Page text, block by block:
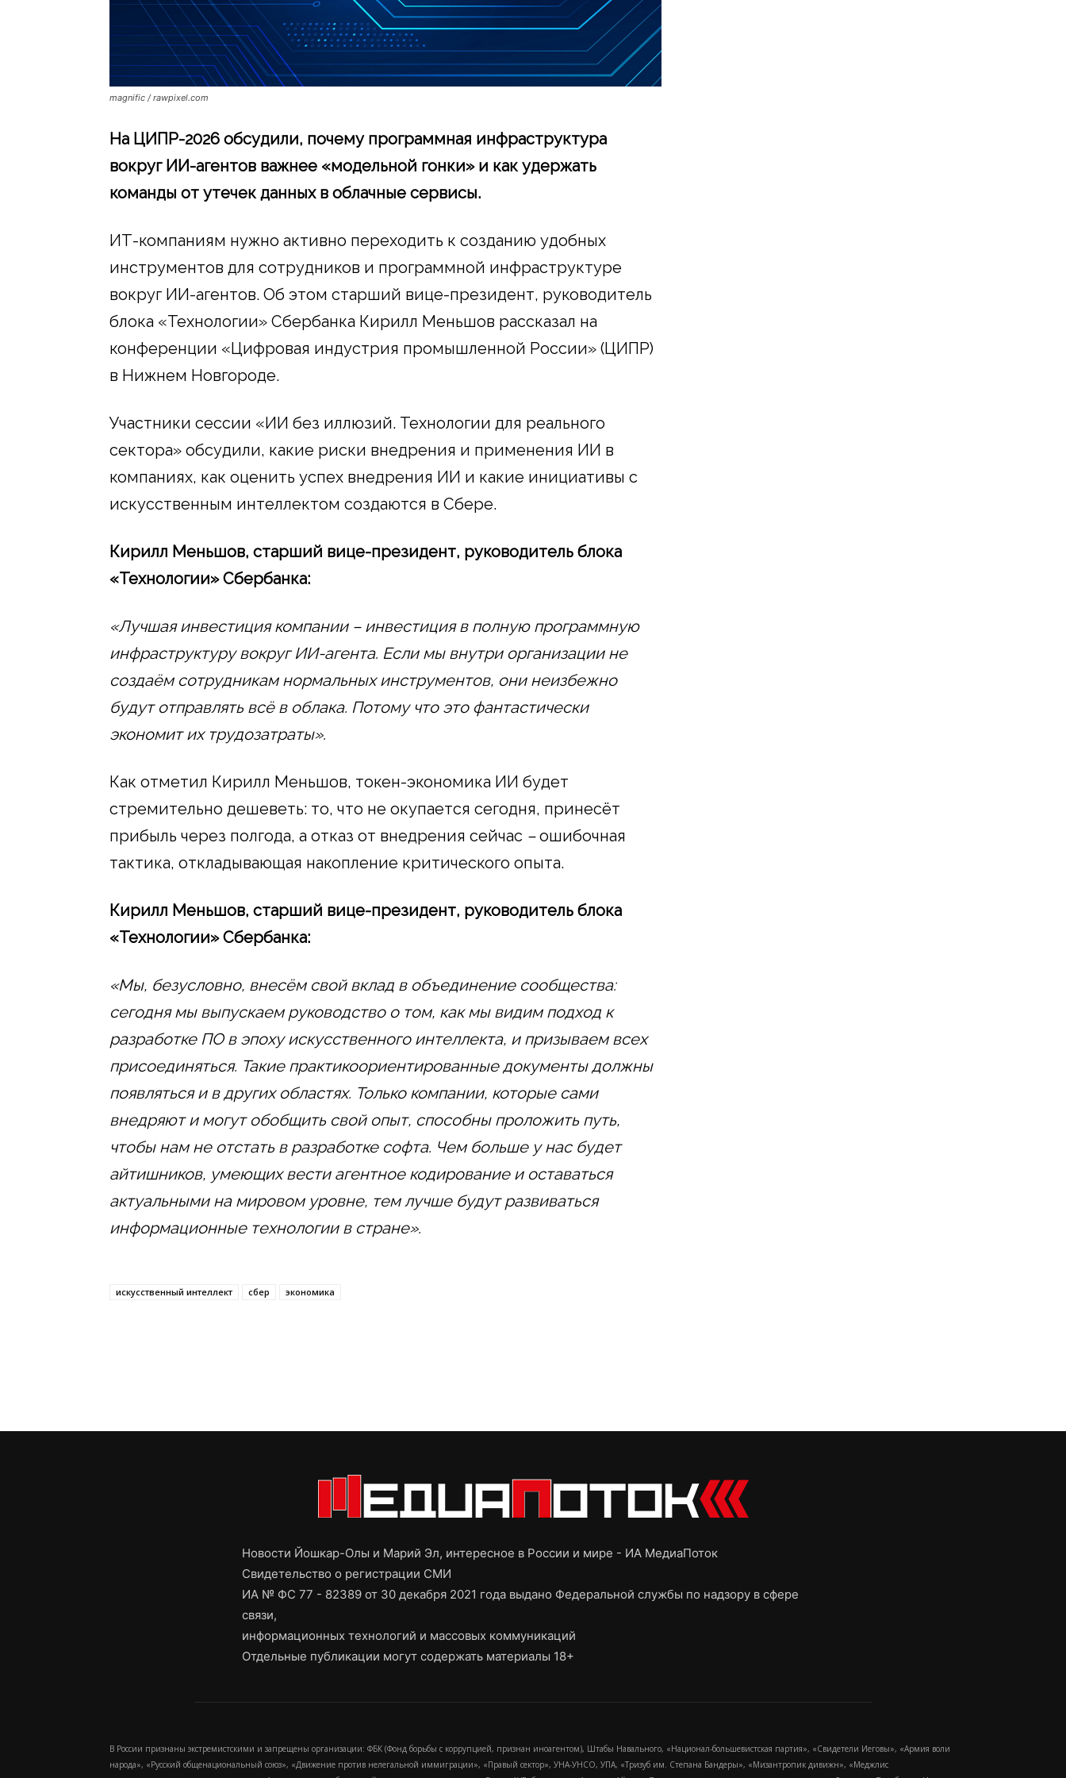
magnific / rawpixel.com
На ЦИПР-2026 обсудили, почему программная инфраструктура
вокруг ИИ-агентов важнее «модельной гонки» и как удержать
команды от утечек данных в облачные сервисы.
ИТ-компаниям нужно активно переходить к созданию удобных
инструментов для сотрудников и программной инфраструктуре
вокруг ИИ-агентов. Об этом старший вице-президент, руководитель
блока «Технологии» Сбербанка Кирилл Меньшов рассказал на
конференции «Цифровая индустрия промышленной России» (ЦИПР)
в Нижнем Новгороде.
Участники сессии «ИИ без иллюзий. Технологии для реального
сектора» обсудили, какие риски внедрения и применения ИИ в
компаниях, как оценить успех внедрения ИИ и какие инициативы с
искусственным интеллектом создаются в Сбере.
Кирилл Меньшов, старший вице-президент, руководитель блока
«Технологии» Сбербанка:
«Лучшая инвестиция компании – инвестиция в полную программную
инфраструктуру вокруг ИИ-агента. Если мы внутри организации не
создаём сотрудникам нормальных инструментов, они неизбежно
будут отправлять всё в облака. Потому что это фантастически
экономит их трудозатраты».
Как отметил Кирилл Меньшов, токен-экономика ИИ будет
стремительно дешеветь: то, что не окупается сегодня, принесёт
прибыль через полгода, а отказ от внедрения сейчас –ошибочная
тактика, откладывающая накопление критического опыта.
Кирилл Меньшов, старший вице-президент, руководитель блока
«Технологии» Сбербанка:
«Мы, безусловно, внесём свой вклад в объединение сообщества:
сегодня мы выпускаем руководство о том, как мы видим подход к
разработке ПО в эпоху искусственного интеллекта, и призываем всех
присоединяться. Такие практикоориентированные документы должны
появляться и в других областях. Только компании, которые сами
внедряют и могут обобщить свой опыт, способны проложить путь,
чтобы нам не отстать в разработке софта. Чем больше у нас будет
айтишников, умеющих вести агентное кодирование и оставаться
актуальными на мировом уровне, тем лучше будут развиваться
информационные технологии в стране».
искусственный интеллект сбер экономика
Новости Йошкар-Олы и Марий Эл, интересное в России и мире - ИА МедиаПоток
Свидетельство о регистрации СМИ
ИА № ФС 77 - 82389 от 30 декабря 2021 года выдано Федеральной службы по надзору в сфере
связи,
информационных технологий и массовых коммуникаций
Отдельные публикации могут содержать материалы 18+
В России признаны экстремистскими и запрещены организации: ФБК (Фонд борьбы с коррупцией, признан иноагентом), Штабы Навального, «Национал-большевистская партия», «Свидетели Иеговы», «Армия воли
народа», «Русский общенациональный союз», «Движение против нелегальной иммиграции», «Правый сектор», УНА-УНСО, УПА, «Тризуб им. Степана Бандеры», «Мизантропик дивижн», «Меджлис